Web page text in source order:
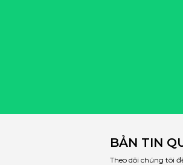
BẢN TIN
Theo dõi chúng tôi